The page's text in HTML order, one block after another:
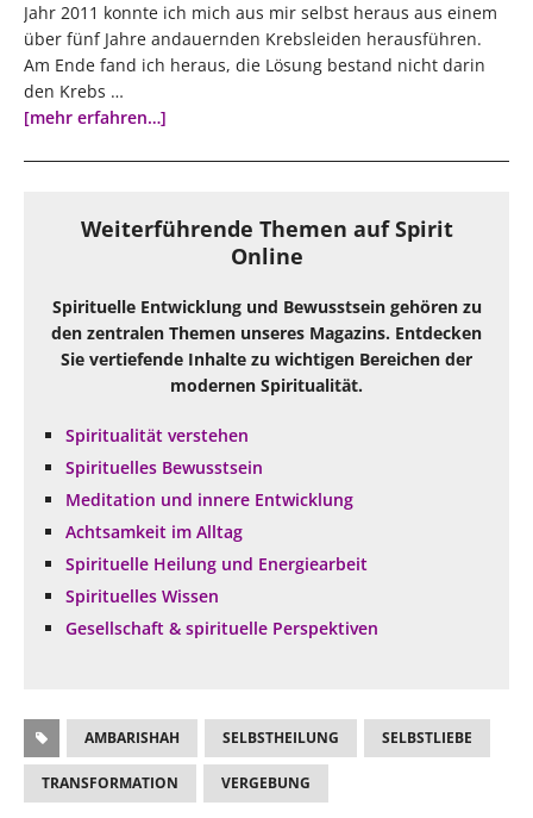
Jahr 2011 konnte ich mich aus mir selbst heraus aus einem
über fünf Jahre andauernden Krebsleiden herausführen.
Am Ende fand ich heraus, die Lösung bestand nicht darin
den Krebs …
[mehr erfahren…]
Weiterführende Themen auf Spirit
Online
Spirituelle Entwicklung und Bewusstsein gehören zu
den zentralen Themen unseres Magazins. Entdecken
Sie vertiefende Inhalte zu wichtigen Bereichen der
modernen Spiritualität.
Spiritualität verstehen
Spirituelles Bewusstsein
Meditation und innere Entwicklung
Achtsamkeit im Alltag
Spirituelle Heilung und Energiearbeit
Spirituelles Wissen
Gesellschaft & spirituelle Perspektiven
AMBARISHAH SELBSTHEILUNG SELBSTLIEBE
TRANSFORMATION VERGEBUNG